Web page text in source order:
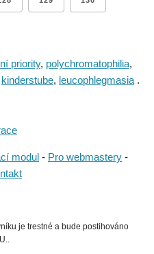
priority, polychromatophilia,
kinderstube, leucophlegmasia .
modul - Pro webmastery -
je trestné a bude postihováno